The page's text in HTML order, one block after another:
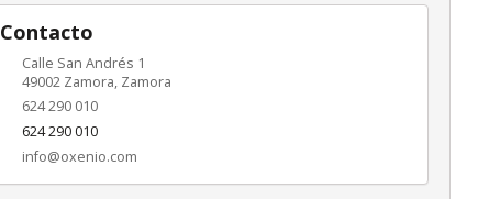
Contacto
Calle San Andrés 1
49002 Zamora, Zamora
624 290 010
624 290 010
info@oxenio.com